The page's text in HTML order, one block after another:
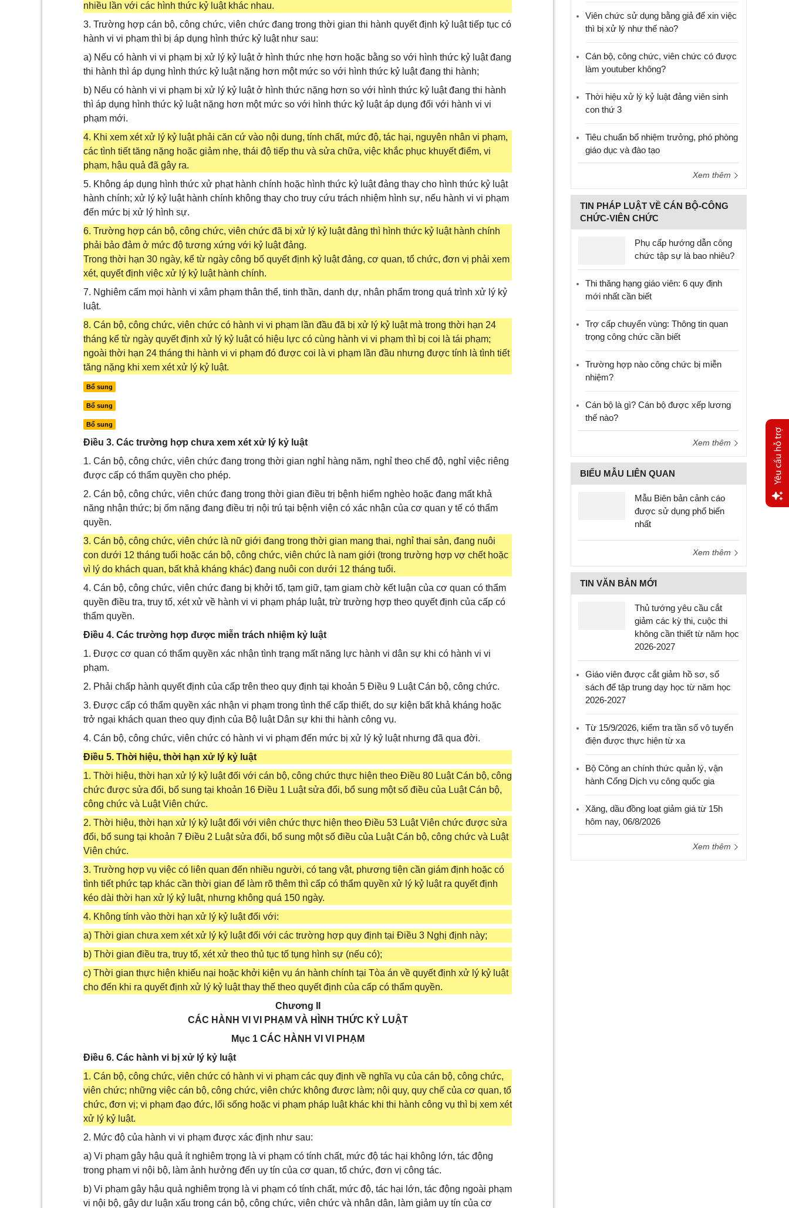
nhiều lần với các hình thức kỷ luật khác nhau.
3. Trường hợp cán bộ, công chức, viên chức đang trong thời gian thi hành quyết định kỷ luật tiếp tục có
hành vi vi phạm thì bị áp dụng hình thức kỷ luật như sau:
a) Nếu có hành vi vi phạm bị xử lý kỷ luật ở hình thức nhẹ hơn hoặc bằng so với hình thức kỷ luật đang
thi hành thì áp dụng hình thức kỷ luật nặng hơn một mức so với hình thức kỷ luật đang thi hành;
b) Nếu có hành vi vi phạm bị xử lý kỷ luật ở hình thức nặng hơn so với hình thức kỷ luật đang thi hành
thì áp dụng hình thức kỷ luật nặng hơn một mức so với hình thức kỷ luật áp dụng đối với hành vi vi
phạm mới.
4. Khi xem xét xử lý kỷ luật phải căn cứ vào nội dung, tính chất, mức độ, tác hại, nguyên nhân vi phạm,
các tình tiết tăng nặng hoặc giảm nhẹ, thái độ tiếp thu và sửa chữa, việc khắc phục khuyết điểm, vi
phạm, hậu quả đã gây ra.
5. Không áp dụng hình thức xử phạt hành chính hoặc hình thức kỷ luật đảng thay cho hình thức kỷ luật
hành chính; xử lý kỷ luật hành chính không thay cho truy cứu trách nhiệm hình sự, nếu hành vi vi phạm
đến mức bị xử lý hình sự.
6. Trường hợp cán bộ, công chức, viên chức đã bị xử lý kỷ luật đảng thì hình thức kỷ luật hành chính
phải bảo đảm ở mức độ tương xứng với kỷ luật đảng.
Trong thời hạn 30 ngày, kể từ ngày công bố quyết định kỷ luật đảng, cơ quan, tổ chức, đơn vị phải xem
xét, quyết định việc xử lý kỷ luật hành chính.
7. Nghiêm cấm mọi hành vi xâm phạm thân thể, tinh thần, danh dự, nhân phẩm trong quá trình xử lý kỷ
luật.
8. Cán bộ, công chức, viên chức có hành vi vi phạm lần đầu đã bị xử lý kỷ luật mà trong thời hạn 24
tháng kể từ ngày quyết định xử lý kỷ luật có hiệu lực có cùng hành vi vi phạm thì bị coi là tái phạm;
ngoài thời hạn 24 tháng thi hành vi vi phạm đó được coi là vi phạm lần đầu nhưng được tính là tình tiết
tăng nặng khi xem xét xử lý kỷ luật.
Bổ sung
Bổ sung
Bổ sung
Điều 3. Các trường hợp chưa xem xét xử lý kỷ luật
1. Cán bộ, công chức, viên chức đang trong thời gian nghỉ hàng năm, nghỉ theo chế độ, nghỉ việc riêng
được cấp có thẩm quyền cho phép.
2. Cán bộ, công chức, viên chức đang trong thời gian điều trị bệnh hiểm nghèo hoặc đang mất khả
năng nhận thức; bị ốm nặng đang điều trị nội trú tại bệnh viện có xác nhận của cơ quan y tế có thẩm
quyền.
3. Cán bộ, công chức, viên chức là nữ giới đang trong thời gian mang thai, nghỉ thai sản, đang nuôi
con dưới 12 tháng tuổi hoặc cán bộ, công chức, viên chức là nam giới (trong trường hợp vợ chết hoặc
vì lý do khách quan, bất khả kháng khác) đang nuôi con dưới 12 tháng tuổi.
4. Cán bộ, công chức, viên chức đang bị khởi tố, tạm giữ, tạm giam chờ kết luận của cơ quan có thẩm
quyền điều tra, truy tố, xét xử về hành vi vi phạm pháp luật, trừ trường hợp theo quyết định của cấp có
thẩm quyền.
Điều 4. Các trường hợp được miễn trách nhiệm kỷ luật
1. Được cơ quan có thẩm quyền xác nhận tình trạng mất năng lực hành vi dân sự khi có hành vi vi
phạm.
2. Phải chấp hành quyết định của cấp trên theo quy định tại khoản 5 Điều 9 Luật Cán bộ, công chức.
3. Được cấp có thẩm quyền xác nhận vi phạm trong tình thế cấp thiết, do sự kiện bất khả kháng hoặc
trở ngại khách quan theo quy định của Bộ luật Dân sự khi thi hành công vụ.
4. Cán bộ, công chức, viên chức có hành vi vi phạm đến mức bị xử lý kỷ luật nhưng đã qua đời.
Điều 5. Thời hiệu, thời hạn xử lý kỷ luật
1. Thời hiệu, thời hạn xử lý kỷ luật đối với cán bộ, công chức thực hiện theo Điều 80 Luật Cán bộ, công
chức được sửa đổi, bổ sung tại khoản 16 Điều 1 Luật sửa đổi, bổ sung một số điều của Luật Cán bộ,
công chức và Luật Viên chức.
2. Thời hiệu, thời hạn xử lý kỷ luật đối với viên chức thực hiện theo Điều 53 Luật Viên chức được sửa
đổi, bổ sung tại khoản 7 Điều 2 Luật sửa đổi, bổ sung một số điều của Luật Cán bộ, công chức và Luật
Viên chức.
3. Trường hợp vụ việc có liên quan đến nhiều người, có tang vật, phương tiện cần giám định hoặc có
tình tiết phức tạp khác cần thời gian để làm rõ thêm thì cấp có thẩm quyền xử lý kỷ luật ra quyết định
kéo dài thời hạn xử lý kỷ luật, nhưng không quá 150 ngày.
4. Không tính vào thời hạn xử lý kỷ luật đối với:
a) Thời gian chưa xem xét xử lý kỷ luật đối với các trường hợp quy định tại Điều 3 Nghị định này;
b) Thời gian điều tra, truy tố, xét xử theo thủ tục tố tụng hình sự (nếu có);
c) Thời gian thực hiện khiếu nại hoặc khởi kiện vụ án hành chính tại Tòa án về quyết định xử lý kỷ luật
cho đến khi ra quyết định xử lý kỷ luật thay thế theo quyết định của cấp có thẩm quyền.
Chương II
CÁC HÀNH VI VI PHẠM VÀ HÌNH THỨC KỶ LUẬT
Mục 1 CÁC HÀNH VI VI PHẠM
Điều 6. Các hành vi bị xử lý kỷ luật
1. Cán bộ, công chức, viên chức có hành vi vi phạm các quy định về nghĩa vụ của cán bộ, công chức,
viên chức; những việc cán bộ, công chức, viên chức không được làm; nội quy, quy chế của cơ quan, tổ
chức, đơn vị; vi phạm đạo đức, lối sống hoặc vi phạm pháp luật khác khi thi hành công vụ thì bị xem xét
xử lý kỷ luật.
2. Mức độ của hành vi vi phạm được xác định như sau:
a) Vi phạm gây hậu quả ít nghiêm trọng là vi phạm có tính chất, mức độ tác hại không lớn, tác động
trong phạm vi nội bộ, làm ảnh hưởng đến uy tín của cơ quan, tổ chức, đơn vị công tác.
b) Vi phạm gây hậu quả nghiêm trọng là vi phạm có tính chất, mức độ, tác hại lớn, tác động ngoài phạm
vi nội bộ, gây dư luận xấu trong cán bộ, công chức, viên chức và nhân dân, làm giảm uy tín của cơ
Viên chức sử dụng bằng giả để xin việc
thì bị xử lý như thế nào?
Cán bộ, công chức, viên chức có được
làm youtuber không?
Thời hiệu xử lý kỷ luật đảng viên sinh
con thứ 3
Tiêu chuẩn bổ nhiệm trưởng, phó phòng
giáo dục và đào tạo
Xem thêm
TIN PHÁP LUẬT VỀ CÁN BỘ-CÔNG
CHỨC-VIÊN CHỨC
Phụ cấp hướng dẫn công
chức tập sự là bao nhiêu?
Thi thăng hạng giáo viên: 6 quy định
mới nhất cần biết
Trợ cấp chuyển vùng: Thông tin quan
trọng công chức cần biết
Trường hợp nào công chức bị miễn
nhiệm?
Cán bộ là gì? Cán bộ được xếp lương
thế nào?
Xem thêm
BIỂU MẪU LIÊN QUAN
Mẫu Biên bản cảnh cáo
được sử dụng phổ biến
nhất
Xem thêm
TIN VĂN BẢN MỚI
Thủ tướng yêu cầu cắt
giảm các kỳ thi, cuộc thi
không cần thiết từ năm học
2026-2027
Giáo viên được cắt giảm hồ sơ, sổ
sách để tập trung dạy học từ năm học
2026-2027
Từ 15/9/2026, kiểm tra tần số vô tuyến
điện được thực hiện từ xa
Bộ Công an chính thức quản lý, vận
hành Cổng Dịch vụ công quốc gia
Xăng, dầu đồng loạt giảm giá từ 15h
hôm nay, 06/8/2026
Xem thêm